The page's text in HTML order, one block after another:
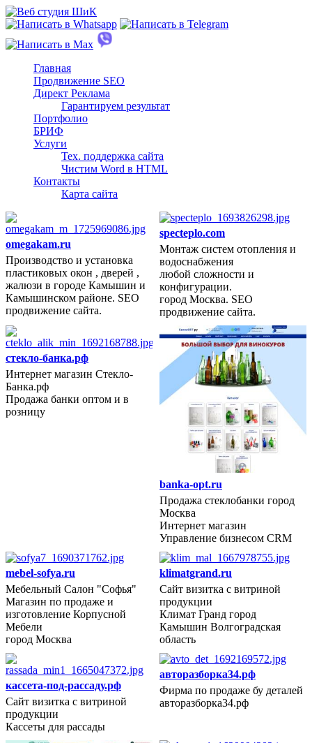
Главная
Продвижение SEO
Директ Реклама
Гарантируем результат
Портфолио
БРИФ
Услуги
Тех. поддержка сайта
Чистим Word в HTML
Контакты
Карта сайта
omegakam.ru
Производство и установка
пластиковых окон , дверей ,
жалюзи в городе Камышин и
Камышинском районе. SEO
продвижение сайта.
2023 год
specteplo.com
Монтаж систем отопления и
водоснабжения
любой сложности и
конфигурации.
город Москва. SEO
продвижение сайта.
стекло-банка.рф
Интернет магазин Стекло-
Банка.рф
Продажа банки оптом и в
розницу
banka-opt.ru
Продажа стеклобанки город
Москва
Интернет магазин
Управление бизнесом CRM
mebel-sofya.ru
Мебельный Салон "Софья"
Магазин по продаже и
изготовление Корпусной
Мебели
город Москва
2022 год
klimatgrand.ru
Сайт визитка с витриной
продукции
Климат Гранд город
Камышин Волгоградская
область
кассета-под-рассаду.рф
Сайт визитка с витриной
продукции
Кассеты для рассады
2022 год
авторазборка34.рф
Фирма по продаже бу деталей
авторазборка34.рф